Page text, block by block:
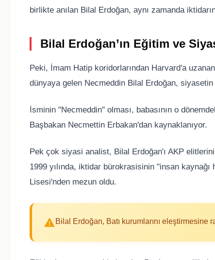
birlikte anılan Bilal Erdoğan, aynı zamanda
Bilal Erdoğan’ın Eğitim ve
Peki, İmam Hatip koridorlarından Harvard'a
dünyaya gelen Necmeddin Bilal Erdoğan,
İsminin "Necmeddin" olması, babasının o
Başbakan Necmettin Erbakan'dan kaynaklanıyor.
Pek çok siyasi analist, Bilal Erdoğan'ı AKP
1999 yılında, iktidar bürokrasisinin "insan
Lisesi'nden mezun oldu.
Bilal Erdoğan, Batı kurumlarını eleştirmesine